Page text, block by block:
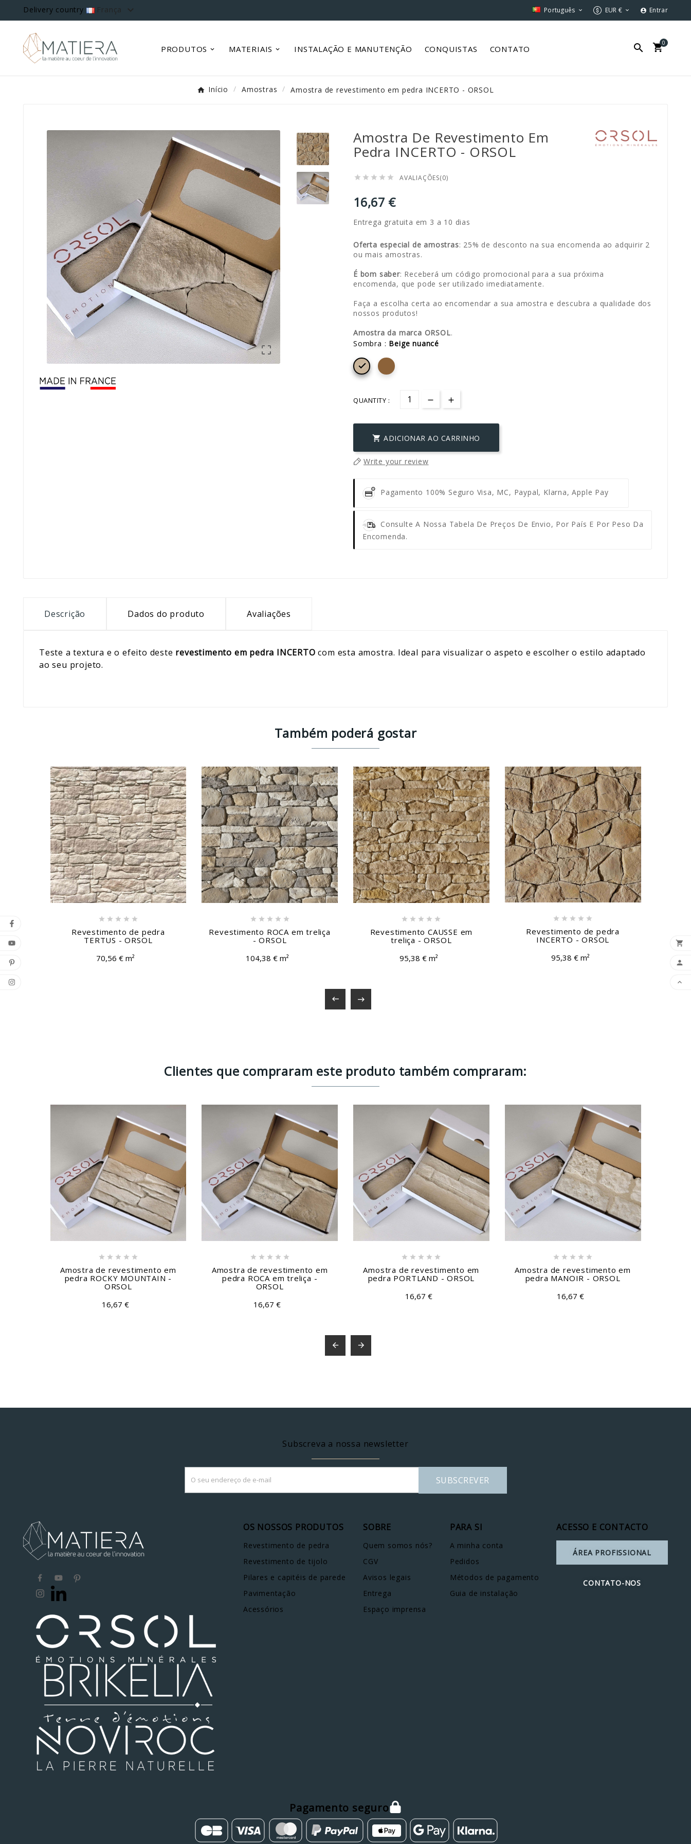
Delivery country França  Português  EUR €   Entrar
PRODUTOS MATERIAIS INSTALAÇÃO E MANUTENÇÃO CONQUISTAS CONTATO  0
Início Amostras Amostra de revestimento em pedra INCERTO - ORSOL

Amostra De Revestimento Em
Pedra INCERTO - ORSOL
     AVALIAÇÕES(0)
16,67 €
Entrega gratuita em 3 a 10 dias
Oferta especial de amostras: 25% de desconto na sua encomenda ao adquirir 2
ou mais amostras.
É bom saber: Receberá um código promocional para a sua próxima
encomenda, que pode ser utilizado imediatamente.
Faça a escolha certa ao encomendar a sua amostra e descubra a qualidade dos
nossos produtos!
Amostra da marca ORSOL.
Sombra : Beige nuancé

QUANTITY :
 ADICIONAR AO CARRINHO
Write your review
Pagamento 100% Seguro Visa, MC, Paypal, Klarna, Apple Pay
Consulte A Nossa Tabela De Preços De Envio, Por País E Por Peso Da
Encomenda.
Descrição Dados do produto Avaliações
Teste a textura e o efeito deste revestimento em pedra INCERTO com esta amostra. Ideal para visualizar o aspeto e escolher o estilo adaptado
ao seu projeto.
Também poderá gostar
    
Revestimento de pedra
TERTUS - ORSOL
70,56 € m²

    
Revestimento ROCA em treliça
- ORSOL
104,38 € m²
    
Revestimento CAUSSE em
treliça - ORSOL
95,38 € m²
    
Revestimento de pedra
INCERTO - ORSOL
95,38 € m²
 
Clientes que compraram este produto também compraram:
    
Amostra de revestimento em
pedra ROCKY MOUNTAIN -
ORSOL
16,67 €

    
Amostra de revestimento em
pedra ROCA em treliça -
ORSOL
16,67 €
    
Amostra de revestimento em
pedra PORTLAND - ORSOL
16,67 €
    
Amostra de revestimento em
pedra MANOIR - ORSOL
16,67 €
 
Subscreva a nossa newsletter
SUBSCREVER
OS NOSSOS PRODUTOS
Revestimento de pedra
Revestimento de tijolo
Pilares e capitéis de parede
Pavimentação
Acessórios
SOBRE
Quem somos nós?
CGV
Avisos legais
Entrega
Espaço imprensa
PARA SI
A minha conta
Pedidos
Métodos de pagamento
Guia de instalação
ACESSO E CONTACTO
ÁREA PROFISSIONAL
CONTATO-NOS
Pagamento seguro


